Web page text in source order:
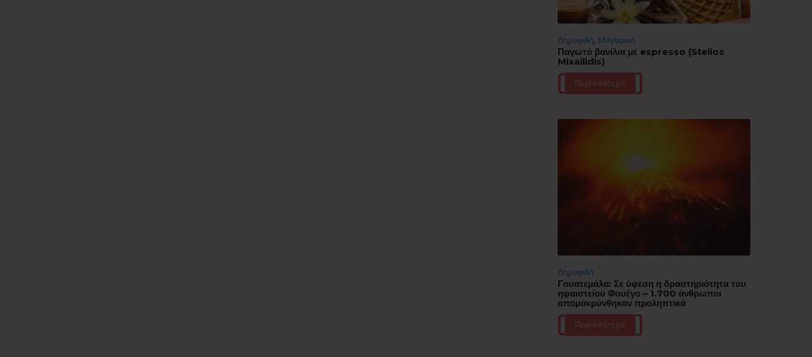
Δημοφιλή, Μαγειρική
Παγωτό βανίλια με espresso (Stelios
Mixailidis)
Περισσότερα
Δημοφιλή
Γουατεμάλα: Σε ύφεση η δραστηριότητα του
ηφαιστείου Φουέγο – 1.700 άνθρωποι
απομακρύνθηκαν προληπτικά
Περισσότερα